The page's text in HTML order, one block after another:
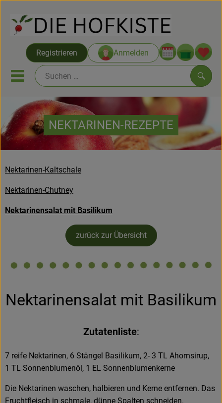
Registrieren Anmelden
Mobiles Menu öffnen oder
Saatgut ab Juli
Themenwelten
Neu & Angebote
Hofkisten
Vom Acker
Über den Tag
Großgebinde
So geht’s
NEKTARINEN-REZEPTE
Nektarinen-Kaltschale
Nektarinen-Chutney
Nektarinensalat mit Basilikum
zurück zur Übersicht
Nektarinensalat mit Basilikum
Zutatenliste:
7 reife Nektarinen, 6 Stängel Basilikum, 2- 3 TL Ahornsirup,
1 TL Sonnenblumenöl, 1 EL Sonnenblumenkerne
Die Nektarinen waschen, halbieren und Kerne entfernen. Das
Fruchtfleisch in schmale, dünne Spalten schneiden.